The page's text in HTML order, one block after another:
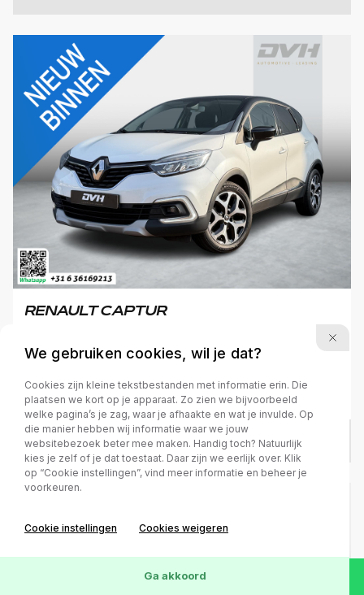
RENAULT CAPTUR
2019 Benzine 68.575 km Automaat
€ 14.950 / € 317p.m.
We gebruiken cookies, wil je dat?
Cookies zijn kleine tekstbestanden met informatie erin. Die
plaatsen we kort op je apparaat. Zo zien we bijvoorbeeld
welke pagina’s je zag, waar je afhaakte en wat je invulde. Op
die manier hebben wij informatie waar we jouw
websitebezoek beter mee maken. Handig toch? Natuurlijk
kies je zelf of je dat toestaat. Daar zijn we eerlijk over. Klik
op “Cookie instellingen”, vind meer informatie en beheer je
voorkeuren.
Cookie instellingen Cookies weigeren
Ga akkoord